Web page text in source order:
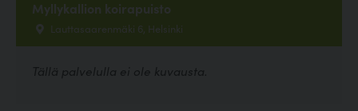
Myllykallion koirapuisto
Lauttasaarenmäki 6, Helsinki
Tällä palvelulla ei ole kuvausta.